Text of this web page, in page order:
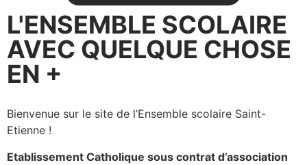
L'ENSEMBLE SCOLAIRE
AVEC QUELQUE CHOSE
EN +
Bienvenue sur le site de l’Ensemble scolaire Saint-
Etienne !
Etablissement Catholique sous contrat d’association